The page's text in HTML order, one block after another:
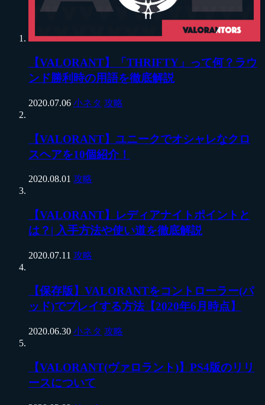
【VALORANT】「THRIFTY」って何？ラウ
ンド勝利時の用語を徹底解説
2020.07.06 小ネタ 攻略
【VALORANT】ユニークでオシャレなクロ
スヘアを10個紹介！
2020.08.01 攻略
【VALORANT】レディアナイトポイントと
は？| 入手方法や使い道を徹底解説
2020.07.11 攻略
【保存版】VALORANTをコントローラー(パ
ッド)でプレイする方法【2020年6月時点】
2020.06.30 小ネタ 攻略
【VALORANT(ヴァロラント)】PS4版のリリ
ースについて